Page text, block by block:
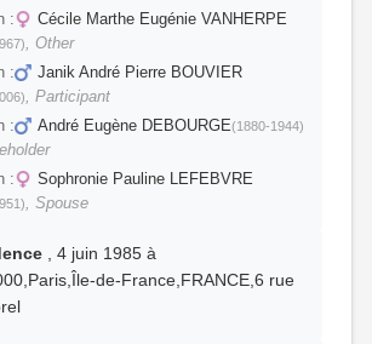
:
Cécile Marthe Eugénie VANHERPE
, Other
:
Janik André Pierre BOUVIER
, Participant
:
André Eugène DEBOURGE(1880-1944)
:
Sophronie Pauline LEFEBVRE
, Spouse
, 4 juin 1985 à
de-France,FRANCE,6 rue